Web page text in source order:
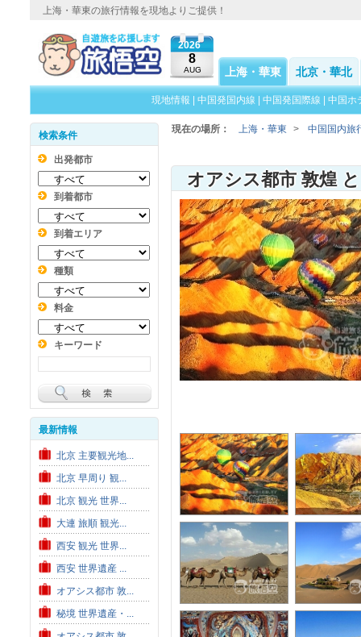
上海・華東の旅行情報を現地よりご提供！
2026
8
AUG 上海・華東 北京・華北
現地情報 中国発国内線 中国発国際線 中国ホ
検索条件
出発都市
到着都市
到着エリア
種類
料金
キーワード
最新情報
北京 主要観光地...
北京 早周り 観...
北京 観光 世界...
大連 旅順 観光...
西安 観光 世界...
西安 世界遺産 ...
オアシス都市 敦...
秘境 世界遺産・...
現在の場所： 上海・華東 > 中国国内旅